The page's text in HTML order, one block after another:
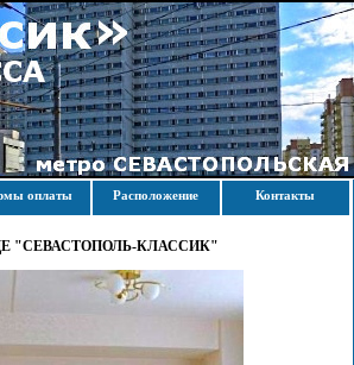
оплаты Расположение Контакты
"СЕВАСТОПОЛЬ-КЛАССИК"